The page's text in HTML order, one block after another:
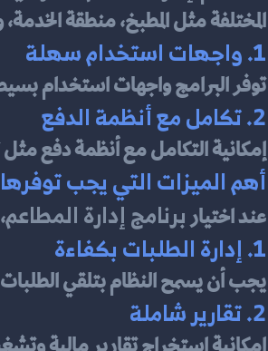
المختلفة مثل المطبخ، منطقة الخدمة،
1. واجهات استخدام سهلة
توفر البرامج واجهات استخدام
2. تكامل مع أنظمة الدفع
إمكانية التكامل مع أنظمة دفع مثل
أهم الميزات التي يجب
عند اختيار برنامج إدارة المطاعم
1. إدارة الطلبات بكفاءة
يجب أن يسمح النظام بتلقي
2. تقارير شاملة